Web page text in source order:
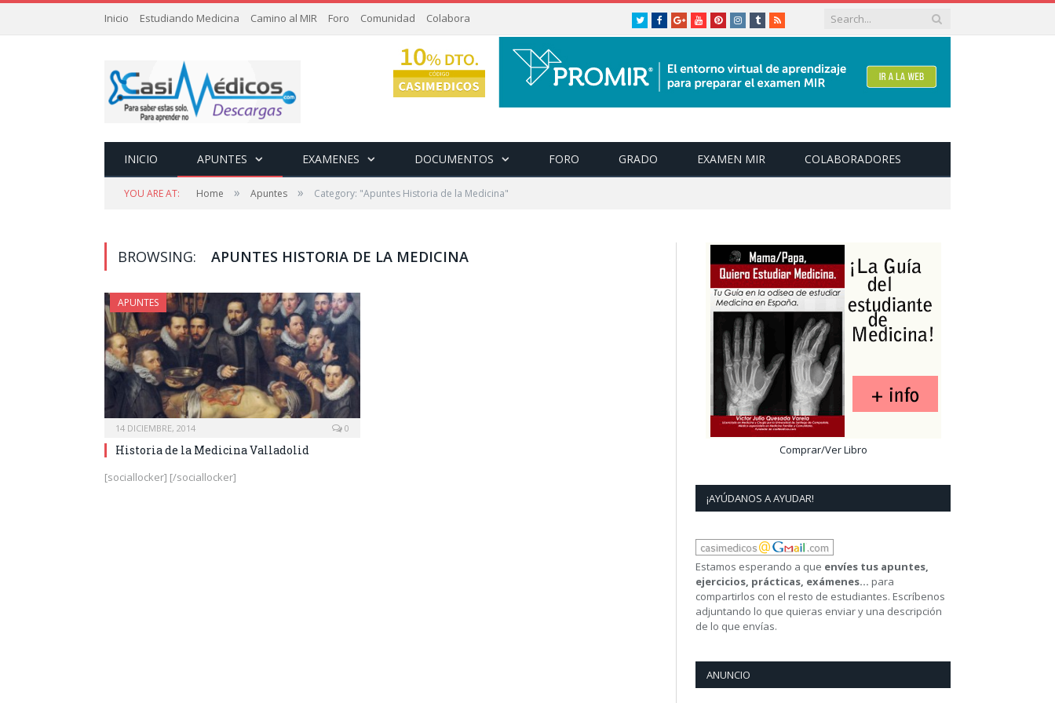
TwitterFacebookGoogle+
youtubePinterestinstagram
tumblrRSS
Inicio Estudiando Medicina Camino al MIR Foro Comunidad Colabora
INICIO APUNTES EXAMENES DOCUMENTOS FORO GRADO EXAMEN MIR COLABORADORES
YOU ARE AT: Home » Apuntes » Category: "Apuntes Historia de la Medicina"
BROWSING: APUNTES HISTORIA DE LA MEDICINA
APUNTES
14 DICIEMBRE, 2014 0
Historia de la Medicina Valladolid
[sociallocker] [/sociallocker]
Comprar/Ver Libro
¡AYÚDANOS A AYUDAR!
Estamos esperando a que envíes tus apuntes,
ejercicios, prácticas, exámenes... para
compartirlos con el resto de estudiantes. Escríbenos
adjuntando lo que quieras enviar y una descripción
de lo que envías.
ANUNCIO